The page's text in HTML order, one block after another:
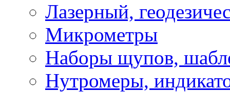
Лазерный,
Микрометры
Наборы щупов,
Нутромеры,